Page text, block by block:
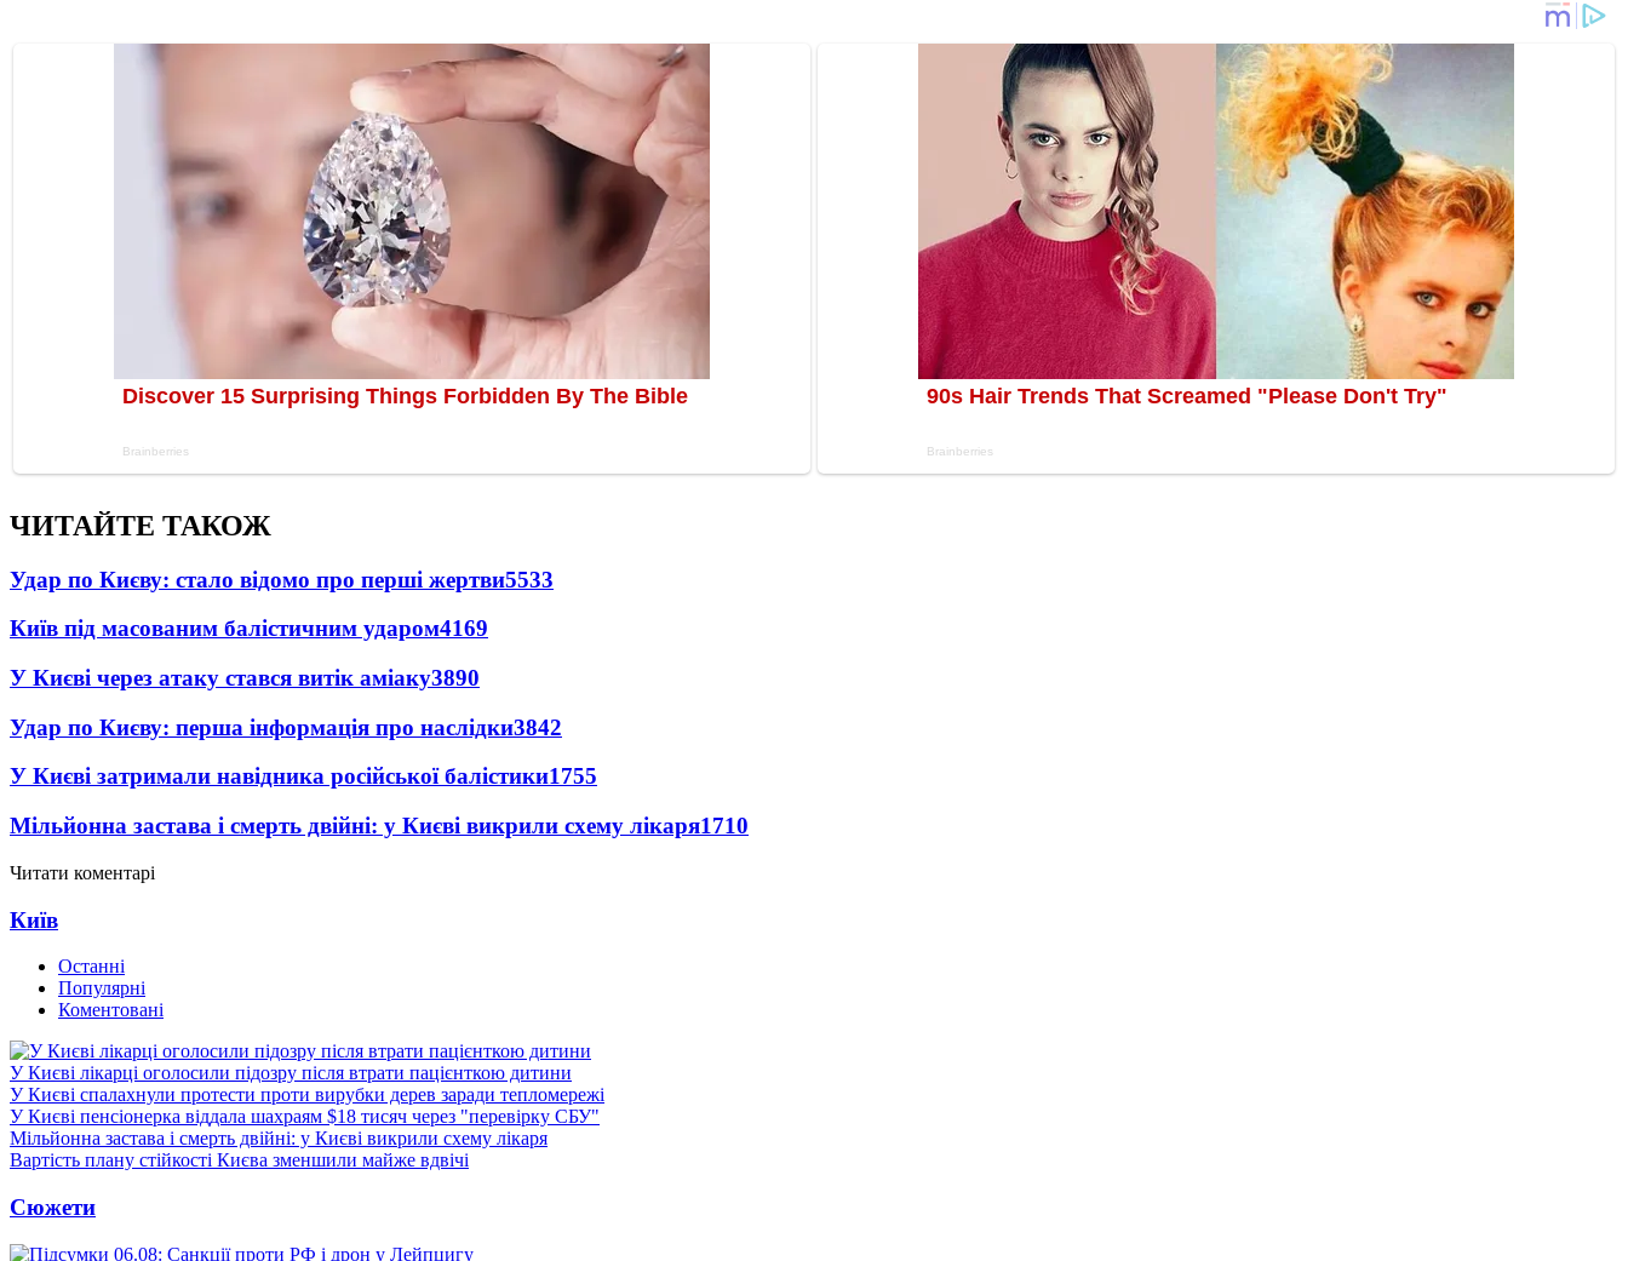
ЧИТАЙТЕ ТАКОЖ
Удар по Києву: стало відомо про перші жертви5533
Київ під масованим балістичним ударом4169
У Києві через атаку стався витік аміаку3890
Удар по Києву: перша інформація про наслідки3842
У Києві затримали навідника російської балістики1755
Мільйонна застава і смерть двійні: у Києві викрили схему лікаря1710
Читати коментарі
Київ
Останні
Популярні
Коментовані
У Києві лікарці оголосили підозру після втрати пацієнткою дитини
У Києві спалахнули протести проти вирубки дерев заради тепломережі
У Києві пенсіонерка віддала шахраям $18 тисяч через "перевірку СБУ"
Мільйонна застава і смерть двійні: у Києві викрили схему лікаря
Вартість плану стійкості Києва зменшили майже вдвічі
Сюжети